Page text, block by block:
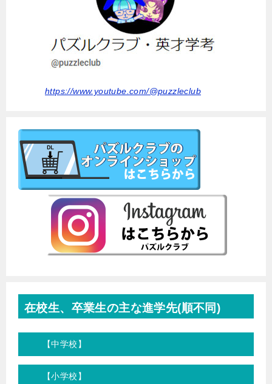
https://www.youtube.com/@puzzleclub
在校生、卒業生の主な進学先(順不同)
【中学校】
【小学校】